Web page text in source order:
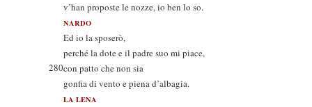
v’han proposte le nozze, io ben lo so.
NARDO
Ed io la sposerò,
perché la dote e il padre suo mi piace,
280con patto che non sia
gonfia di vento e piena d’albagia.
LA LENA